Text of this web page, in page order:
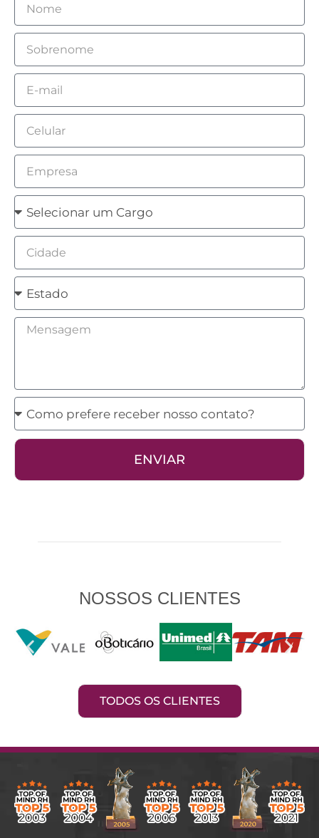
Sobrenome
Email
Celular
Empresa
Cargo
Cidade
Estado
Mensagem
Como
prefere
receber
ENVIAR
NOSSOS CLIENTES
TODOS OS CLIENTES